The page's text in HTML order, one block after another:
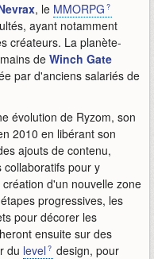
, le MMORPG
ayant notamment
créateurs. La planète-
de Winch Gate
par d'anciens salariés de
évolution de Ryzom, son
2010 en libérant son
ajouts de contenu,
collaboratifs pour y
d'un nouvelle zone
progressives, les
pour décorer les
ensuite sur des
du level
design, pour